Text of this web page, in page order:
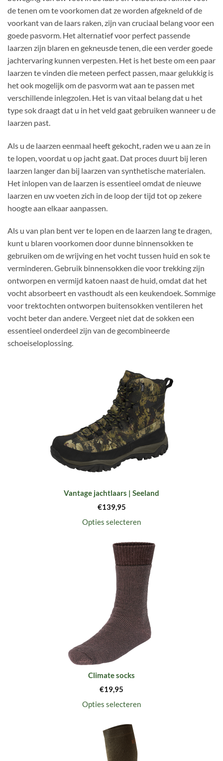
de tenen om te voorkomen dat ze worden afgekneld of de
voorkant van de laars raken, zijn van cruciaal belang voor een
goede pasvorm. Het alternatief voor perfect passende
laarzen zijn blaren en gekneusde tenen, die een verder goede
jachtervaring kunnen verpesten. Het is het beste om een paar
laarzen te vinden die meteen perfect passen, maar gelukkig is
het ook mogelijk om de pasvorm wat aan te passen met
verschillende inlegzolen. Het is van vitaal belang dat u het
type sok draagt dat u in het veld gaat gebruiken wanneer u de
laarzen past.
Als u de laarzen eenmaal heeft gekocht, raden we u aan ze in
te lopen, voordat u op jacht gaat. Dat proces duurt bij leren
laarzen langer dan bij laarzen van synthetische materialen.
Het inlopen van de laarzen is essentieel omdat de nieuwe
laarzen en uw voeten zich in de loop der tijd tot op zekere
hoogte aan elkaar aanpassen.
Als u van plan bent ver te lopen en de laarzen lang te dragen,
kunt u blaren voorkomen door dunne binnensokken te
gebruiken om de wrijving en het vocht tussen huid en sok te
verminderen. Gebruik binnensokken die voor trekking zijn
ontworpen en vermijd katoen naast de huid, omdat dat het
vocht absorbeert en vasthoudt als een keukendoek. Sommige
voor trektochten ontworpen buitensokken ventileren het
vocht beter dan andere. Vergeet niet dat de sokken een
essentieel onderdeel zijn van de gecombineerde
schoeiseloplossing.
Vantage jachtlaars | Seeland
€139,95
Opties selecteren
Climate socks
€19,95
Opties selecteren